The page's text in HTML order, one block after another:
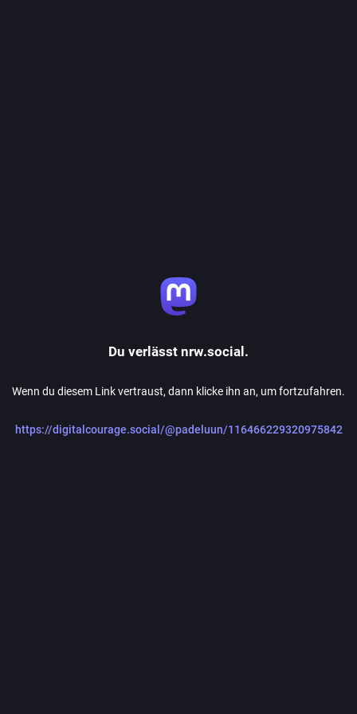
Du verlässt nrw.social.
Wenn du diesem Link vertraust, dann klicke ihn an, um fortzufahren.
https://digitalcourage.social/@padeluun/116466229320975842